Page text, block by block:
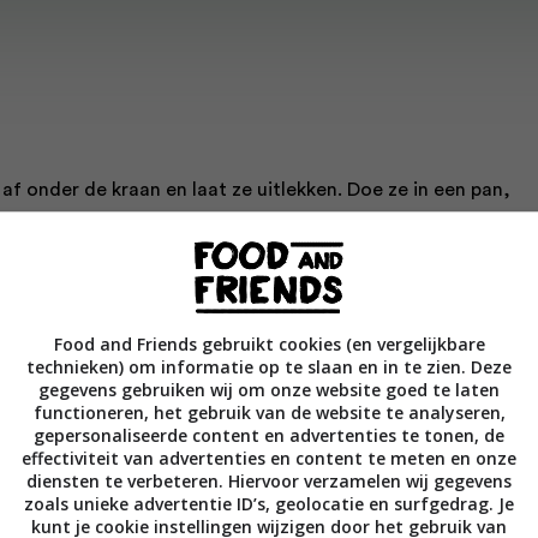
af onder de kraan en laat ze uitlekken. Doe ze in een pan,
ongeveer 20 minuten zachtjes koken, of tot ze gaar zijn en
Laat ze dan afkoelen. Breng ondertussen opnieuw een
blaadjes van de spruitjes en snijd ze in heel dunne
met de boerenkool, maar snijd eerst de dikke nerven
in het kokende water en blancheer ze maximaal 1
vergiet en spoel ze meteen af onder de koude kraan. Dep
Food and Friends gebruikt cookies (en vergelijkbare
technieken) om informatie op te slaan en in te zien. Deze
gegevens gebruiken wij om onze website goed te laten
functioneren, het gebruik van de website te analyseren,
gepersonaliseerde content en advertenties te tonen, de
effectiviteit van advertenties en content te meten en onze
diensten te verbeteren. Hiervoor verzamelen wij gegevens
zoals unieke advertentie ID’s, geolocatie en surfgedrag. Je
kunt je cookie instellingen wijzigen door het gebruik van